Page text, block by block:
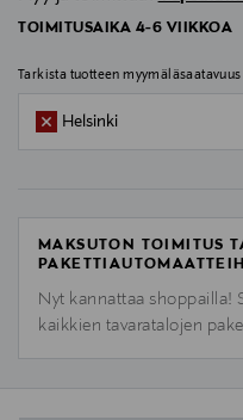
TOIMITUSAIKA 4-6 VIIKKOA
Tarkista tuotteen
Helsinki
MAKSUTON TOIMITUS
Nyt kannattaa shoppailla!
kaikkien tavaratalojen